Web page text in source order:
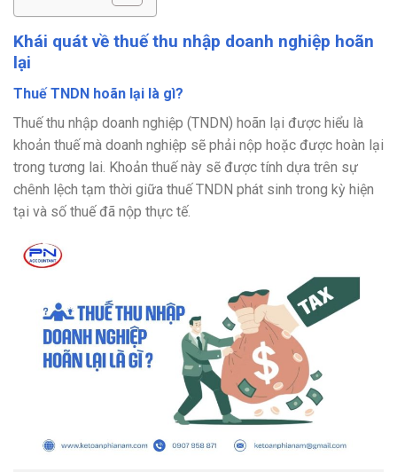
Khái quát về thuế thu nhập doanh nghiệp hoãn
lại
Thuế TNDN hoãn lại là gì?
Thuế thu nhập doanh nghiệp (TNDN) hoãn lại được hiểu là
khoản thuế mà doanh nghiệp sẽ phải nộp hoặc được hoàn lại
trong tương lai. Khoản thuế này sẽ được tính dựa trên sự
chênh lệch tạm thời giữa thuế TNDN phát sinh trong kỳ hiện
tại và số thuế đã nộp thực tế.